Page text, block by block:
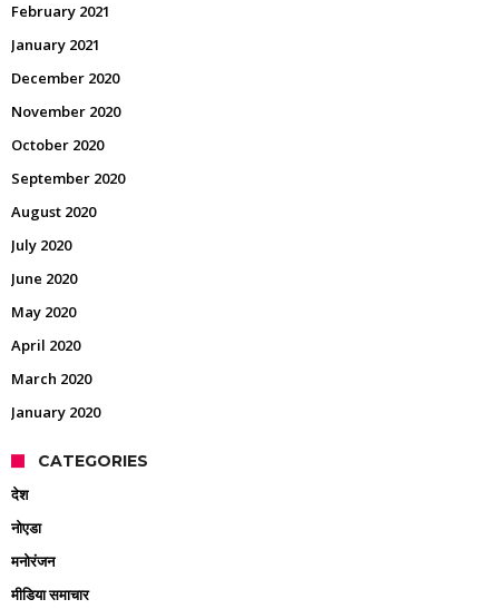
February 2021
January 2021
December 2020
November 2020
October 2020
September 2020
August 2020
July 2020
June 2020
May 2020
April 2020
March 2020
January 2020
CATEGORIES
देश
नोएडा
मनोरंजन
मीडिया समाचार